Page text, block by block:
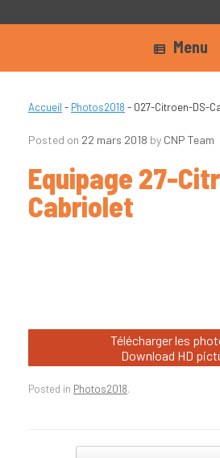
Menu
Accueil - Photos2018 - 027-Citroen-DS-
Posted on 22 mars 2018 by CNP Team
Equipage 27-
Cabriolet
Télécharger les
Download HD
Posted in Photos2018.